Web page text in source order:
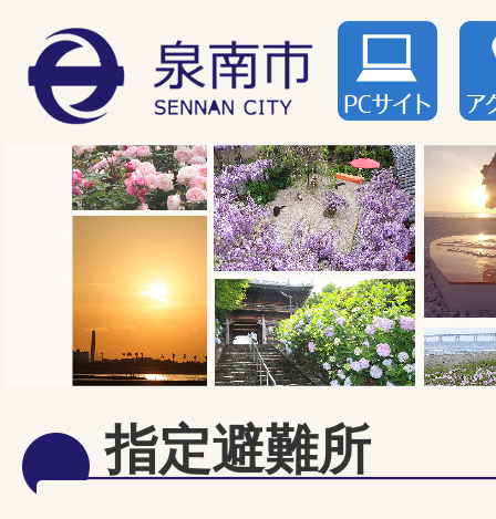
指定避難所